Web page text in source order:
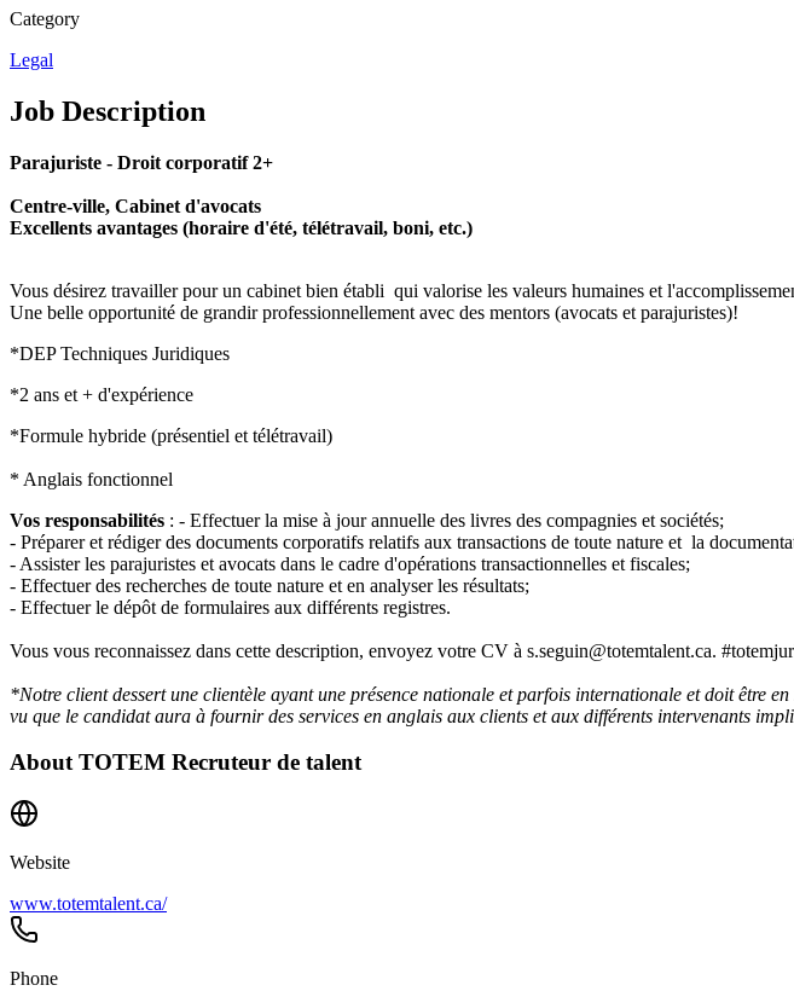
Category
Legal
Job Description
Parajuriste - Droit corporatif 2+
Centre-ville, Cabinet d'avocats
Excellents avantages (horaire d'été, télétravail, boni, etc.)
Vous désirez travailler pour un cabinet bien établi qui valorise les valeurs humaines et
Une belle opportunité de grandir professionnellement avec des mentors (avocats et parajuristes)!
*DEP Techniques Juridiques
*2 ans et + d'expérience
*Formule hybride (présentiel et télétravail)
* Anglais fonctionnel
Vos responsabilités : - Effectuer la mise à jour annuelle des livres des compagnies et sociétés;
- Préparer et rédiger des documents corporatifs relatifs aux transactions de toute nature et la
- Assister les parajuristes et avocats dans le cadre d'opérations transactionnelles et fiscales;
- Effectuer des recherches de toute nature et en analyser les résultats;
- Effectuer le dépôt de formulaires aux différents registres.
Vous vous reconnaissez dans cette description, envoyez votre CV à s.seguin@totemtalent.ca.
*Notre client dessert une clientèle ayant une présence nationale et parfois internationale et doit être
vu que le candidat aura à fournir des services en anglais aux clients et aux différents intervenants
About TOTEM Recruteur de talent
Website
www.totemtalent.ca/
Phone